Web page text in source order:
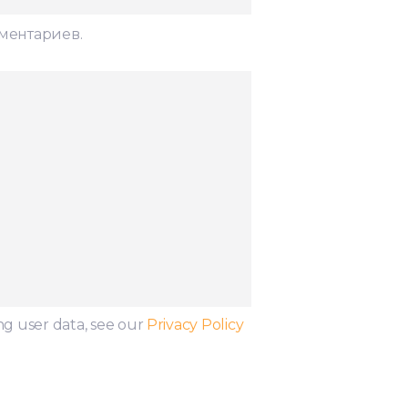
user data, see our Privacy Policy